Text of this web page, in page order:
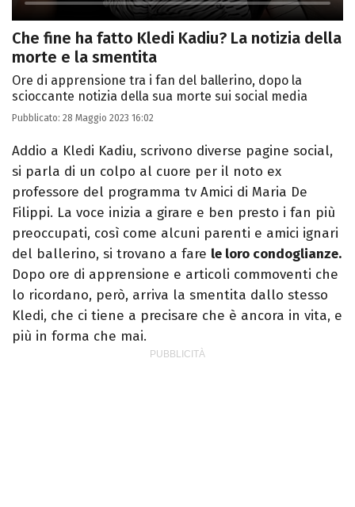
Che fine ha fatto Kledi Kadiu? La notizia della
morte e la smentita
Ore di apprensione tra i fan del ballerino, dopo la
scioccante notizia della sua morte sui social media
Pubblicato: 28 Maggio 2023 16:02
Addio a Kledi Kadiu, scrivono diverse pagine social,
si parla di un colpo al cuore per il noto ex
professore del programma tv Amici di Maria De
Filippi. La voce inizia a girare e ben presto i fan più
preoccupati, così come alcuni parenti e amici ignari
del ballerino, si trovano a fare le loro condoglianze.
Dopo ore di apprensione e articoli commoventi che
lo ricordano, però, arriva la smentita dallo stesso
Kledi, che ci tiene a precisare che è ancora in vita, e
più in forma che mai.